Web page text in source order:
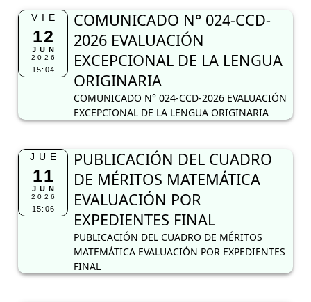
VIE
12
JUN
2026
15:04
COMUNICADO N° 024-CCD-
2026 EVALUACIÓN
EXCEPCIONAL DE LA LENGUA
ORIGINARIA
COMUNICADO N° 024-CCD-2026 EVALUACIÓN
EXCEPCIONAL DE LA LENGUA ORIGINARIA
JUE
11
JUN
2026
15:06
PUBLICACIÓN DEL CUADRO
DE MÉRITOS MATEMÁTICA
EVALUACIÓN POR
EXPEDIENTES FINAL
PUBLICACIÓN DEL CUADRO DE MÉRITOS
MATEMÁTICA EVALUACIÓN POR EXPEDIENTES
FINAL